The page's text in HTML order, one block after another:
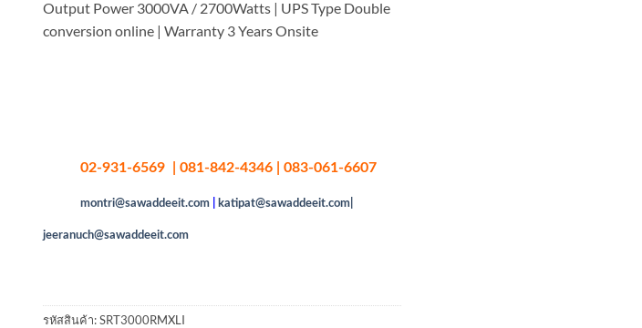
Output Power 3000VA / 2700Watts | UPS Type Double
conversion online | Warranty 3 Years Onsite
02-931-6569 | 081-842-4346 | 083-061-6607
montri@sawaddeeit.com katipat@sawaddeeit.com|
jeeranuch@sawaddeeit.com
รหัสสินค้า:SRT3000RMXLI